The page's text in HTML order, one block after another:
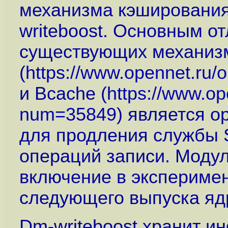
механизма
writeboost. Основным
существующих
(https://www.opennet.ru/
и Bcache (https://
num=35849) является
для продления службы
операций записи.
включение в
следующего выпуска